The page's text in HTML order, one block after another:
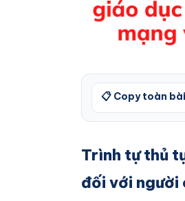
📋 Copy toàn bài
Trình tự thủ
đối với người